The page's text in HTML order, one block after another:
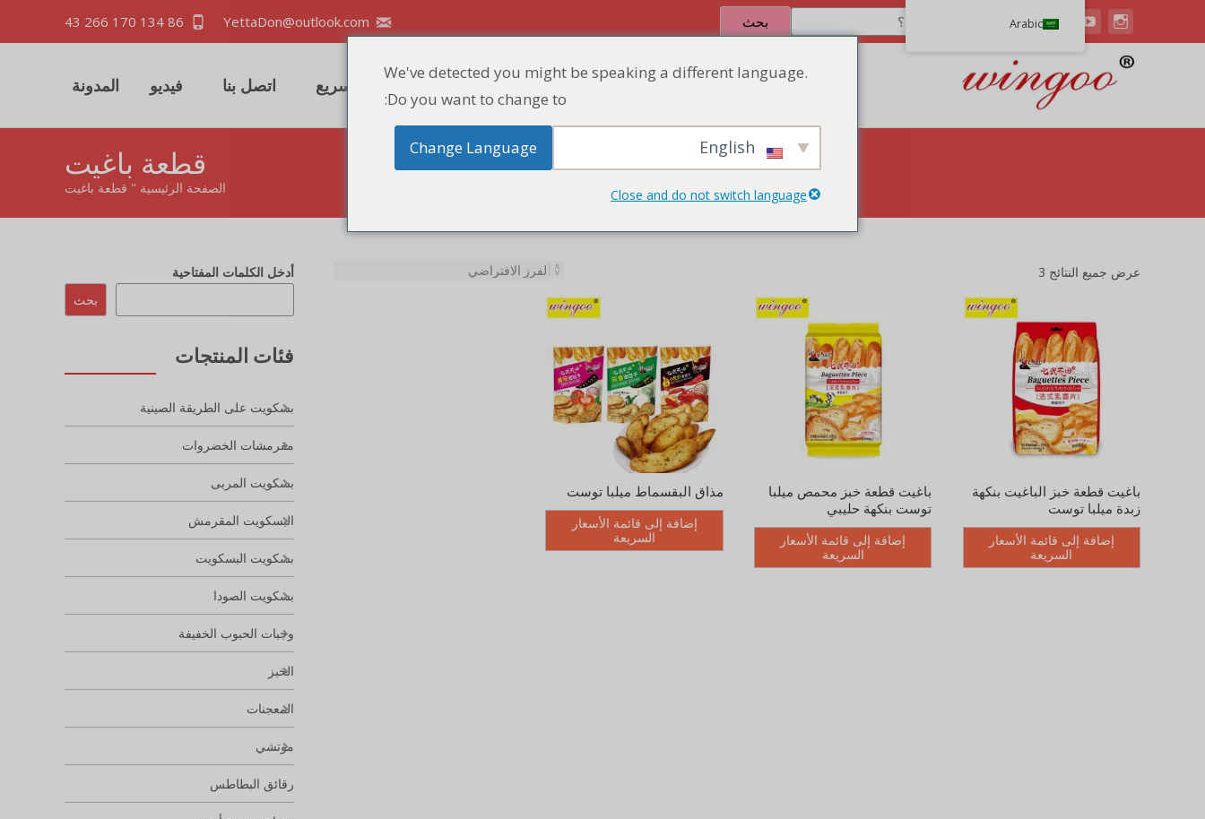
بحث
الصفحة الرئيسية المنتج منطقة الخصم اقتباس سريع اتصل بنا فيديو المدونة
قطعة باغيت
الصفحة الرئيسية " قطعة باغيت
عرض جميع النتائج 3
باغيت قطعة خبز الباغيت بنكهة
زبدة ميلبا توست
إضافة إلى قائمة الأسعار
السريعة
باغيت قطعة خبز محمص ميلبا
توست بنكهة حليبي
إضافة إلى قائمة الأسعار
السريعة
مذاق البقسماط ميلبا توست
إضافة إلى قائمة الأسعار
السريعة
أدخل الكلمات المفتاحية
بحث
فئات المنتجات
بسكويت على الطريقة الصينية
مقرمشات الخضروات
بسكويت المربى
البسكويت المقرمش
بسكويت البسكويت
بسكويت الصودا
وجبات الحبوب الخفيفة
الخبز
المعجنات
موتشي
رقائق البطاطس
Arabic
We've detected you might be speaking a different language.
Do you want to change to:
Change Language
Close and do not switch language